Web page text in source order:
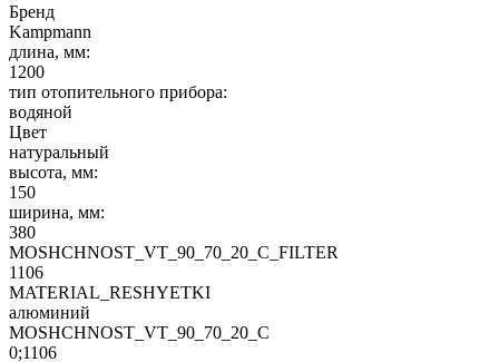
Бренд
Kampmann
длина, мм:
1200
тип отопительного прибора:
водяной
Цвет
натуральный
высота, мм:
150
ширина, мм:
380
MOSHCHNOST_VT_90_70_20_C_FILTER
1106
MATERIAL_RESHYETKI
алюминий
MOSHCHNOST_VT_90_70_20_C
0;1106